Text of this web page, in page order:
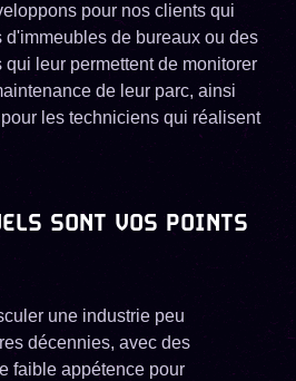
pour nos clients qui
de bureaux ou des
leur permettent de monitorer
de leur parc, ainsi
les techniciens qui réalisent
SONT VOS POINTS
une industrie peu
décennies, avec des
faible appétence pour